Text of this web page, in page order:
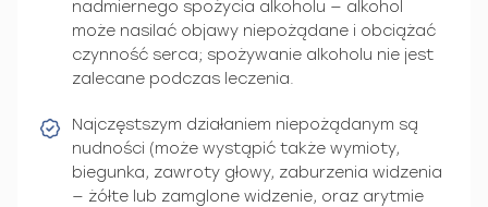
nadmiernego spożycia alkoholu — alkohol
może nasilać objawy niepożądane i obciążać
czynność serca; spożywanie alkoholu nie jest
zalecane podczas leczenia.
Najczęstszym działaniem niepożądanym są
nudności (może wystąpić także wymioty,
biegunka, zawroty głowy, zaburzenia widzenia
— żółte lub zamglone widzenie, oraz arytmie